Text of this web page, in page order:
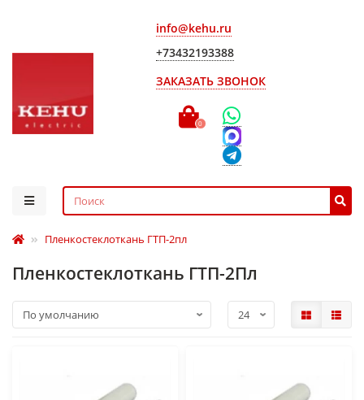
info@kehu.ru
+73432193388
ЗАКАЗАТЬ ЗВОНОК
0
Пленкостеклоткань ГТП-2пл
Пленкостеклоткань ГТП-2Пл